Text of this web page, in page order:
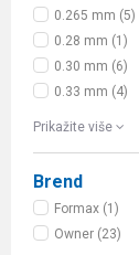
0.265 mm (5)
0.28 mm (1)
0.30 mm (6)
0.33 mm (4)
Prikažite više
Brend
Formax (1)
Owner (23)